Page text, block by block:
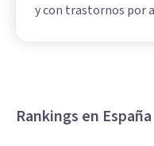
y con trastornos por
Rankings en España